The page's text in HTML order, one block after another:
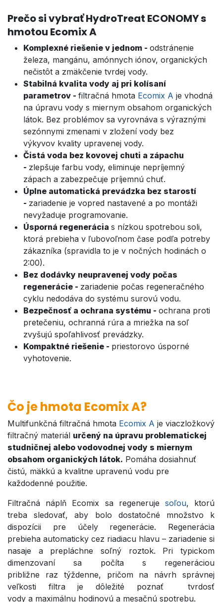
Prečo si vybrať HydroTreat ECONOMY s
hmotou Ecomix A
Komplexné riešenie v jednom - odstránenie
železa, mangánu, amónnych iónov, organických
nečistôt a zmäkčenie tvrdej vody.
Stabilná kvalita vody aj pri kolísaní
parametrov - filtračná hmota Ecomix A je vhodná
na úpravu vody s miernym obsahom organických
látok. Bez problémov sa vyrovnáva s výraznými
sezónnymi zmenami v zložení vody bez
výkyvov kvality upravenej vody.
Čistá voda bez kovovej chuti a zápachu
- zlepšuje farbu vody, eliminuje nepríjemný
zápach a zabezpečuje príjemnú chuť.
Úplne automatická prevádzka bez starostí
- zariadenie je vopred nastavené a po montáži
nevyžaduje programovanie.
Úsporná regenerácia s nízkou spotrebou soli,
ktorá prebieha v ľubovoľnom čase podľa potreby
zákazníka (spravidla to je v nočných hodinách o
2:00).
Bez dodávky neupravenej vody počas
regenerácie - zariadenie počas regeneračného
cyklu nedodáva do systému surovú vodu.
Bezpečnosť a ochrana systému - ochrana proti
pretečeniu, ochranná rúra a mriežka na soľ
zvyšujú spoľahlivosť prevádzky.
Kompaktné riešenie - priestorovo úsporné
vyhotovenie.
Čo je hmota​​ Ecomix A?
Multifunkčná filtračná hmota Ecomix A je viaczložkový
filtračný materiál určený na úpravu problematickej
studničnej alebo vodovodnej vody s miernym
obsahom organických látok. Pomáha dosiahnuť
čistú, mäkkú a kvalitne upravenú vodu pre
každodenné použitie.
Filtračná náplň Ecomix sa regeneruje soľou, ktorú
treba sledovať, aby bolo dostatočné množstvo k
dispozícii pre účely regenerácie. Regenerácia
prebieha automaticky cez riadiacu hlavu – zariadenie si
nasaje a prepláchne soľný roztok. Pri typickom
dimenzovaní sa počíta s regeneráciou
približne raz týždenne, pričom na návrh správnej
veľkosti filtra je dôležité poznať tvrdosť
vody a maximálnu hodinovú a mesačnú spotrebu.